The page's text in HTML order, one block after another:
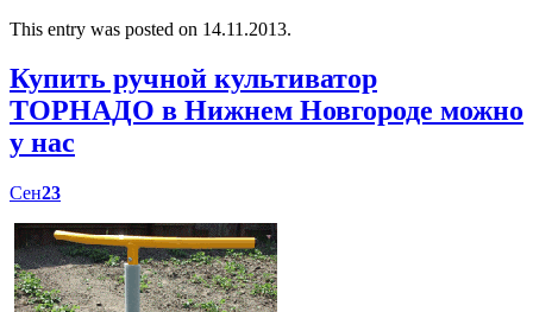
This entry was posted on 14.11.2013.
Купить ручной культиватор
ТОРНАДО в Нижнем Новгороде можно
у нас
Сен23